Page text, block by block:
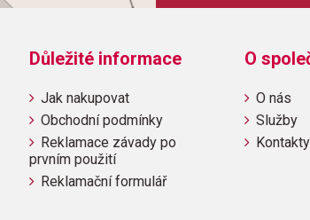
Důležité informace
Jak nakupovat
Obchodní podmínky
Reklamace závady po
prvním použití
Reklamační formulář
O
O nás
Služby
Kontakty